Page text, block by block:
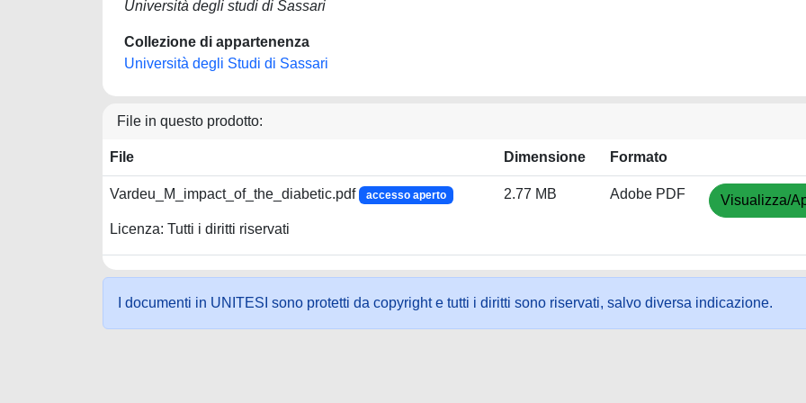
Università degli studi di Sassari
Collezione di appartenenza
Università degli Studi di Sassari
File in questo prodotto:
File Dimensione Formato
Vardeu_M_impact_of_the_diabetic.pdf accesso aperto
Licenza: Tutti i diritti riservati
2.77 MB Adobe PDF Visualizza/
I documenti in UNITESI sono protetti da copyright e tutti i diritti sono riservati, salvo diversa indicazione.